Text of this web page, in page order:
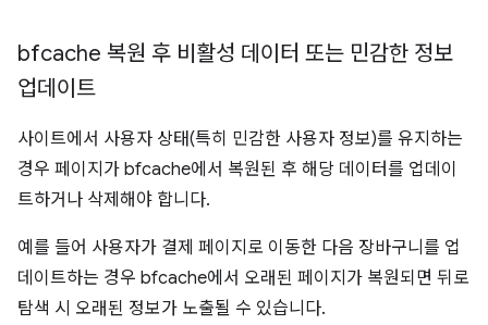
bfcache 복원 후 비활성 데이터 또는 민감한 정보
업데이트
사이트에서 사용자 상태(특히 민감한 사용자 정보)를 유지하는
경우 페이지가 bfcache에서 복원된 후 해당 데이터를 업데이
트하거나 삭제해야 합니다.
예를 들어 사용자가 결제 페이지로 이동한 다음 장바구니를 업
데이트하는 경우 bfcache에서 오래된 페이지가 복원되면 뒤로
탐색 시 오래된 정보가 노출될 수 있습니다.